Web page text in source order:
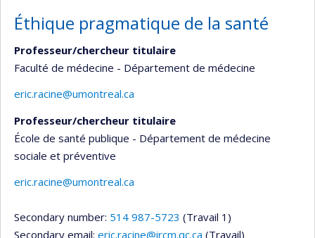
Éthique pragmatique de la santé
Professeur/chercheur titulaire
Faculté de médecine - Département de médecine
eric.racine@umontreal.ca
Professeur/chercheur titulaire
École de santé publique - Département de médecine
sociale et préventive
eric.racine@umontreal.ca
Secondary number: 514 987-5723 (Travail 1)
Secondary email: eric.racine@ircm.qc.ca (Travail)